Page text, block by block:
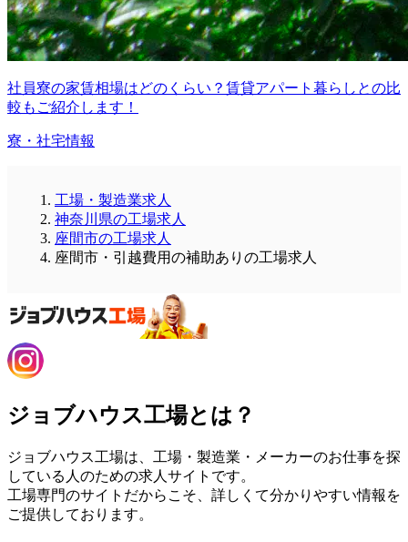
社員寮の家賃相場はどのくらい？賃貸アパート暮らしとの比
較もご紹介します！
寮・社宅情報
工場・製造業求人
神奈川県の工場求人
座間市の工場求人
座間市・引越費用の補助ありの工場求人
ジョブハウス工場とは？
ジョブハウス工場は、工場・製造業・メーカーのお仕事を探
している人のための求人サイトです。
工場専門のサイトだからこそ、詳しくて分かりやすい情報を
ご提供しております。